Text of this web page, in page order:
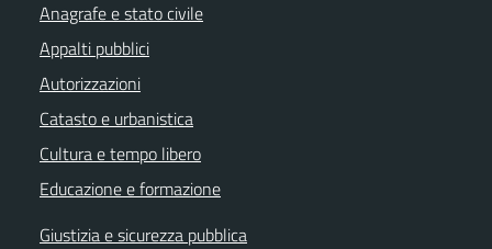
Anagrafe e stato civile
Appalti pubblici
Autorizzazioni
Catasto e urbanistica
Cultura e tempo libero
Educazione e formazione
Giustizia e sicurezza pubblica